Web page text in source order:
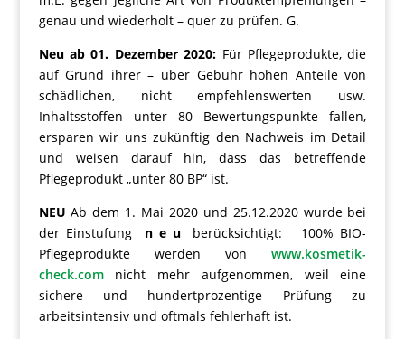
genau und wiederholt – quer zu prüfen. G.
Neu ab 01. Dezember 2020: Für Pflegeprodukte, die
auf Grund ihrer – über Gebühr hohen Anteile von
schädlichen, nicht empfehlenswerten usw.
Inhaltsstoffen unter 80 Bewertungspunkte fallen,
ersparen wir uns zukünftig den Nachweis im Detail
und weisen darauf hin, dass das betreffende
Pflegeprodukt „unter 80 BP“ ist.
NEU Ab dem 1. Mai 2020 und 25.12.2020 wurde bei
der Einstufung n e uberücksichtigt: 100% BIO-
Pflegeprodukte werden vonwww.kosmetik-
check.comnicht mehr aufgenommen, weil eine
sichere und hundertprozentige Prüfung zu
arbeitsintensiv und oftmals fehlerhaft ist.